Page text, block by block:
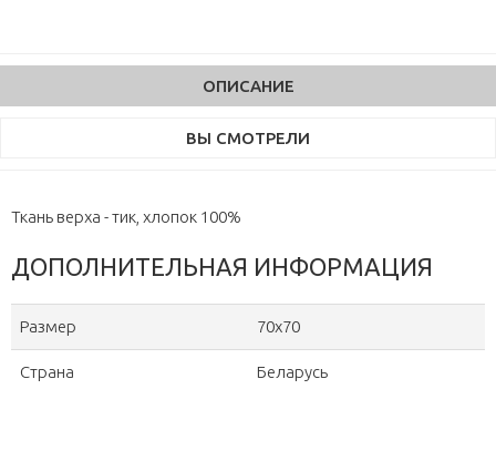
ОПИСАНИЕ
ВЫ СМОТРЕЛИ
Ткань верха - тик, хлопок 100%
ДОПОЛНИТЕЛЬНАЯ ИНФОРМАЦИЯ
Размер 70х70
Страна Беларусь